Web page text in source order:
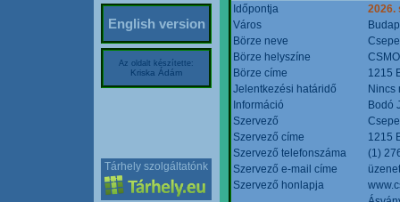
English version
Az oldalt készítette:
Kriska Ádám
Tárhely szolgáltatónk
Időpontja
2026.
Város
Börze neve
Börze helyszíne
Börze címe
1215
Jelentkezési határidő
Nincs
Információ
Bodó
Szervező
Szervező címe
1215
Szervező telefonszáma
(1)
Szervező e-mail címe
Szervező honlapja